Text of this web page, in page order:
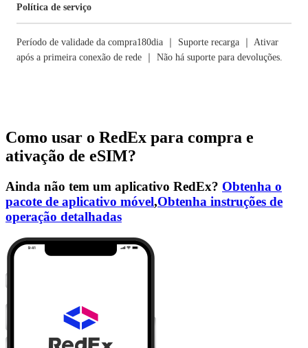
Política de serviço
Período de validade da compra180dia ｜ Suporte recarga ｜ Ativar
após a primeira conexão de rede ｜ Não há suporte para devoluções.
Como usar o RedEx para compra e
ativação de eSIM?
Ainda não tem um aplicativo RedEx? Obtenha o
pacote de aplicativo móvel,Obtenha instruções de
operação detalhadas